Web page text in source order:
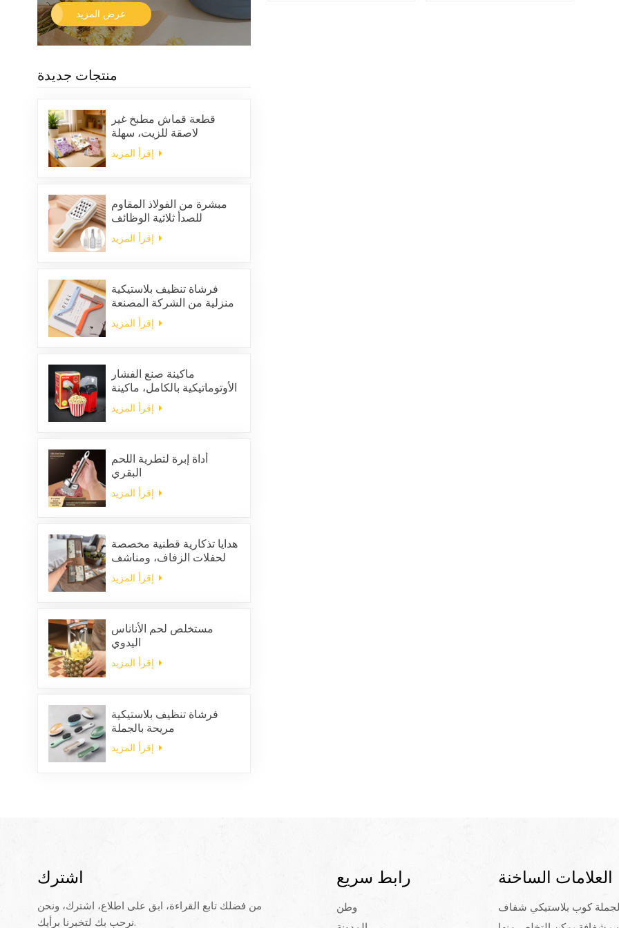
عرض المزيد
منتجات جديدة
قطعة قماش مطبخ غير
لاصقة للزيت، سهلة
التنظيف، سميكة، مربعة
الشكل، مطبوعة، مصنوعة
للبيئة
مبشرة من الفولاذ المقاوم
للصدأ ثلاثية الوظائف
فرشاة تنظيف بلاستيكية
منزلية من الشركة المصنعة
لإزالة الشعر الساكن من
الملابس
ماكينة صنع الفشار
الأوتوماتيكية بالكامل، ماكينة
صنع الفشار المنزلية
المحمولة
أداة إبرة لتطرية اللحم
البقري
هدايا تذكارية قطنية مخصصة
لحفلات الزفاف، ومناشف
مطبخ منزلية للتنظيف،
ومجموعة هدايا من المناديل
مستخلص لحم الأناناس
اليدوي
فرشاة تنظيف بلاستيكية
مريحة بالجملة
اشترك
من فضلك تابع القراءة، ابق على اطلاع، اشترك، ونحن
نرحب بك لتخبرنا برأيك.
رابط سريع
وطن
العلامات الساخنة
كوب بلاستيكي شفاف